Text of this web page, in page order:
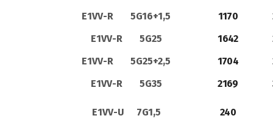
E1VV-R 5G16+1,5
1170
E1VV-R 5G25
1642
E1VV-R 5G25+2,5
1704
E1VV-R 5G35
2169
E1VV-U 7G1,5 240